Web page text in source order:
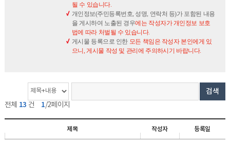
될 수 있습니다.
개인정보(주민등록번호, 성명, 연락처 등)가 포함된 내용
을 게시하여 노출된 경우에는 작성자가 개인정보 보호
법에 따라 처벌될 수 있습니다.
게시물 등록으로 인한 모든 책임은 작성자 본인에게 있
으니, 게시물 작성 및 관리에 주의하시기 바랍니다.
전체 13 건 1/2페이지
게
시
물
개
검
색
옵
션
색
어
검색
제목 작성자 등록일